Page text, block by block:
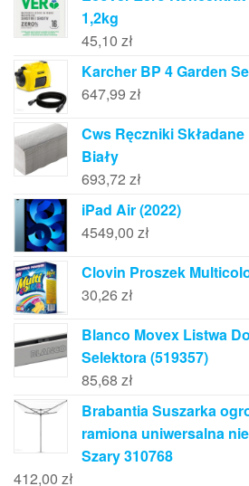
1,2kg
45,10 zł
Karcher BP 4 Garden
647,99 zł
Cws Ręczniki
Biały
693,72 zł
iPad Air (2022)
4549,00 zł
Clovin Proszek
30,26 zł
Blanco Movex Listwa
Selektora (519357)
85,68 zł
Brabantia Suszarka
ramiona uniwersalna
Szary 310768
412,00 zł